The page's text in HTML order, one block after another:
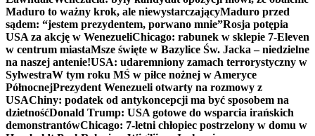
Maduro to ważny krok, ale niewystarczającyMaduro przed
sądem: “jestem prezydentem, porwano mnie”Rosja potępia
USA za akcję w WenezueliChicago: rabunek w sklepie 7-Eleven
w centrum miastaMsze święte w Bazylice Św. Jacka – niedzielne
na naszej antenie!USA: udaremniony zamach terrorystyczny w
SylwestraW tym roku MŚ w piłce nożnej w Ameryce
PółnocnejPrezydent Wenezueli otwarty na rozmowy z
USAChiny: podatek od antykoncepcji ma być sposobem na
dzietnośćDonald Trump: USA gotowe do wsparcia irańskich
demonstrantówChicago: 7-letni chłopiec postrzelony w domu w